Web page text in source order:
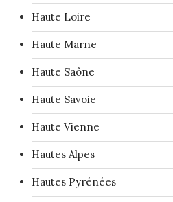
Haute Loire
Haute Marne
Haute Saône
Haute Savoie
Haute Vienne
Hautes Alpes
Hautes Pyrénées